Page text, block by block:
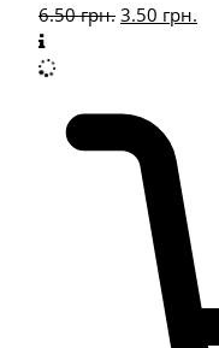
6.50грн. 3.50 грн.